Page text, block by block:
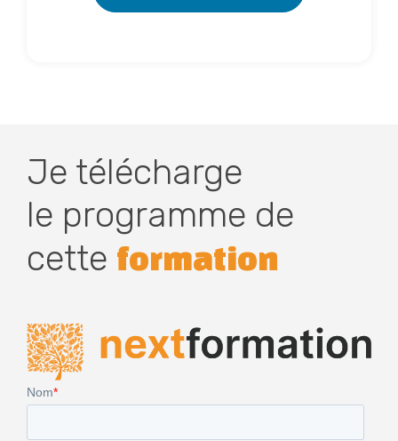
Je télécharge
le programme de
cette formation